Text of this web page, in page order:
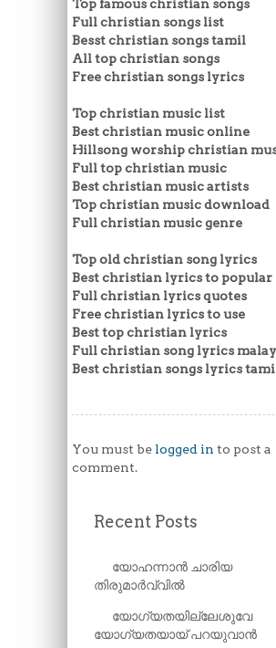
Top famous christian songs
Full christian songs list
Besst christian songs tamil
All top christian songs
Free christian songs lyrics
Top christian music list
Best christian music online
Hillsong worship christian
Full top christian music
Best christian music artists
Top christian music download
Full christian music genre
Top old christian song lyrics
Best christian lyrics to popular
Full christian lyrics quotes
Free christian lyrics to use
Best top christian lyrics
Full christian song lyrics
Best christian songs lyrics
You must be logged in to post a
comment.
Recent Posts
യോഹന്നാൻ ചാരിയ
തിരുമാർവ്വിൽ
യോഗ്യതയില്ലേശുവേ
യോഗ്യതയായ് പറയുവാൻ